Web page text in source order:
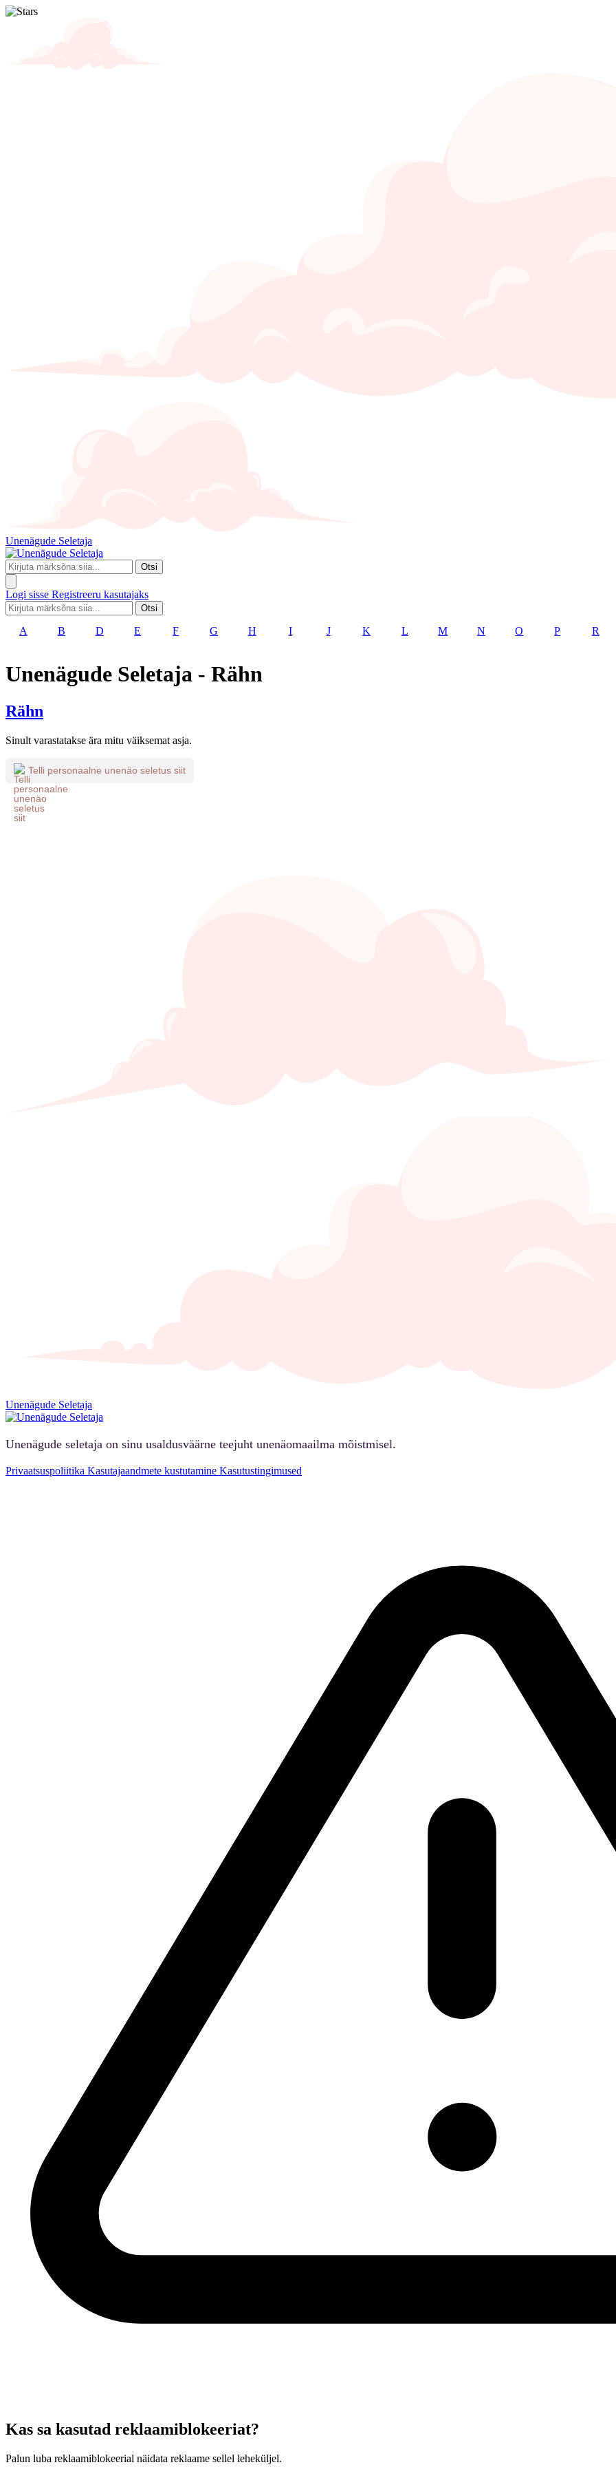
Unenägude Seletaja
Otsi
Logi sisse Registreeru kasutajaks
Otsi
A B D E F G H I J K L M N O P R
Unenägude Seletaja - Rähn
Rähn
Sinult varastatakse ära mitu väiksemat asja.
Telli personaalne unenäo seletus siit
Unenägude Seletaja
Unenägude seletaja on sinu usaldusväärne teejuht unenäomaailma mõistmisel.
Privaatsuspoliitika Kasutajaandmete kustutamine Kasutustingimused
Kas sa kasutad reklaamiblokeeriat?
Palun luba reklaamiblokeerial näidata reklaame sellel leheküljel.